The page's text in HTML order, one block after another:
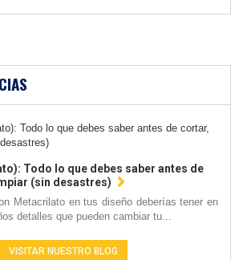
Todo lo que debes saber antes de
(sin desastres)
Metacrilato en tus diseño deberías tener en
detalles que pueden cambiar tu...
VISITAR NUESTRO BLOG